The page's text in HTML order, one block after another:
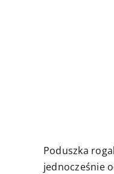
Poduszka
jednocześnie